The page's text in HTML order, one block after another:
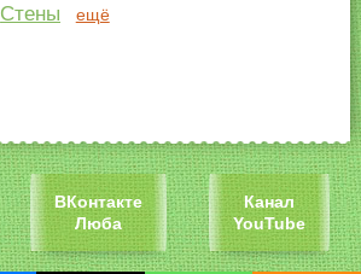
Стены
ещё
ВКонтакте
Люба
Канал
YouTube